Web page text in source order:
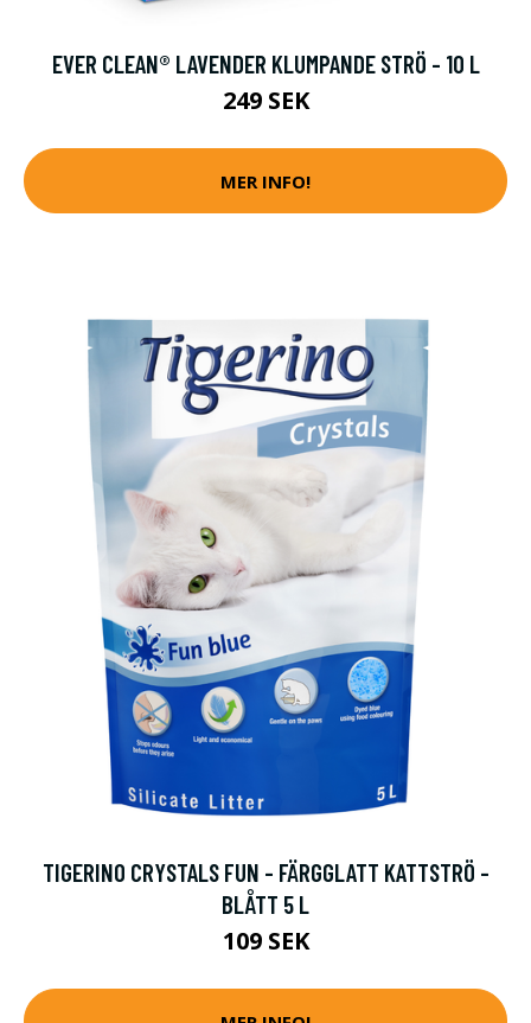
EVER CLEAN® LAVENDER KLUMPANDE STRÖ - 10 L
249 SEK
MER INFO!
TIGERINO CRYSTALS FUN - FÄRGGLATT KATTSTRÖ -
BLÅTT 5 L
109 SEK